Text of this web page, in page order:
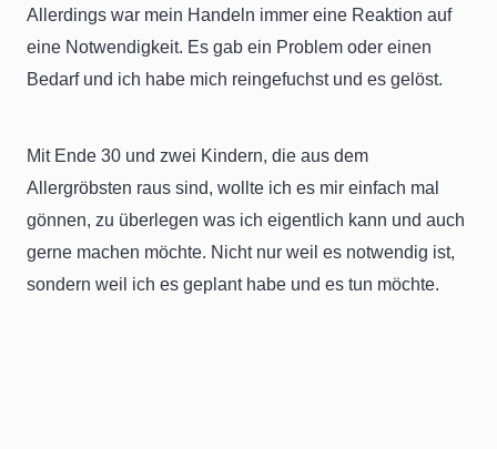
Allerdings war mein Handeln immer eine Reaktion auf
eine Notwendigkeit. Es gab ein Problem oder einen
Bedarf und ich habe mich reingefuchst und es gelöst.
Mit Ende 30 und zwei Kindern, die aus dem
Allergröbsten raus sind, wollte ich es mir einfach mal
gönnen, zu überlegen was ich eigentlich kann und auch
gerne machen möchte. Nicht nur weil es notwendig ist,
sondern weil ich es geplant habe und es tun möchte.